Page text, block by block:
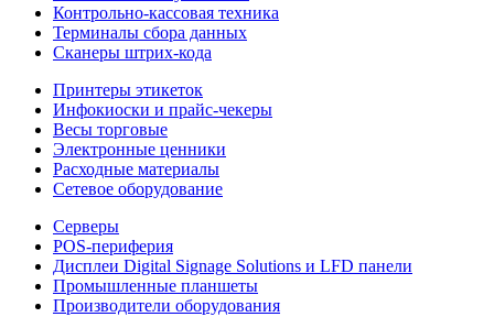
Контрольно-кассовая техника
Терминалы сбора данных
Сканеры штрих-кода
Принтеры этикеток
Инфокиоски и прайс-чекеры
Весы торговые
Электронные ценники
Расходные материалы
Сетевое оборудование
Серверы
POS-периферия
Дисплеи Digital Signage Solutions и LFD панели
Промышленные планшеты
Производители оборудования